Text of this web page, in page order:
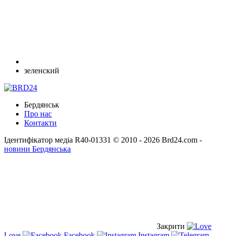
зеленский
Бердянськ
Про нас
Контакти
Ідентифікатор медіа R40-01331 © 2010 - 2026 Brd24.com -
новини Бердянська
Закрити